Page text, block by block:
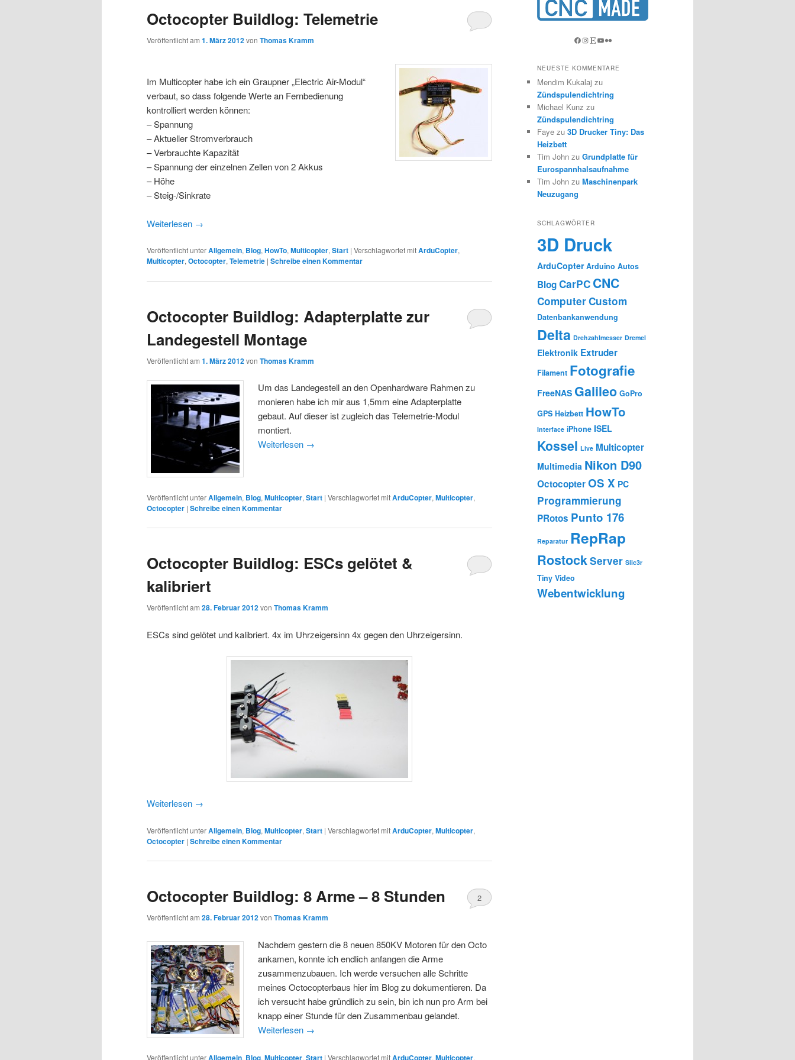
Octocopter Buildlog: Telemetrie
Veröffentlicht am 1. März 2012von Thomas Kramm
Im Multicopter habe ich ein Graupner „Electric Air-Modul“
verbaut, so dass folgende Werte an Fernbedienung
kontrolliert werden können:
– Spannung
– Aktueller Stromverbrauch
– Verbrauchte Kapazität
– Spannung der einzelnen Zellen von 2 Akkus
– Höhe
– Steig-/Sinkrate
Weiterlesen →
Veröffentlicht unterAllgemein, Blog, HowTo, Multicopter, Start | Verschlagwortet mitArduCopter,
Multicopter, Octocopter, Telemetrie | Schreibe einen Kommentar
Octocopter Buildlog: Adapterplatte zur
Landegestell Montage
Veröffentlicht am 1. März 2012von Thomas Kramm
Um das Landegestell an den Openhardware Rahmen zu
monieren habe ich mir aus 1,5mm eine Adapterplatte
gebaut. Auf dieser ist zugleich das Telemetrie-Modul
montiert.
Weiterlesen →
Veröffentlicht unterAllgemein, Blog, Multicopter, Start | Verschlagwortet mitArduCopter, Multicopter,
Octocopter | Schreibe einen Kommentar
Octocopter Buildlog: ESCs gelötet &
kalibriert
Veröffentlicht am 28. Februar 2012von Thomas Kramm
ESCs sind gelötet und kalibriert. 4x im Uhrzeigersinn 4x gegen den Uhrzeigersinn.
Weiterlesen →
Veröffentlicht unterAllgemein, Blog, Multicopter, Start | Verschlagwortet mitArduCopter, Multicopter,
Octocopter | Schreibe einen Kommentar
Octocopter Buildlog: 8 Arme – 8 Stunden
Veröffentlicht am 28. Februar 2012von Thomas Kramm
2
Nachdem gestern die 8 neuen 850KV Motoren für den Octo
ankamen, konnte ich endlich anfangen die Arme
zusammenzubauen. Ich werde versuchen alle Schritte
meines Octocopterbaus hier im Blog zu dokumentieren. Da
ich versucht habe gründlich zu sein, bin ich nun pro Arm bei
knapp einer Stunde für den Zusammenbau gelandet.
Weiterlesen →
Veröffentlicht unterAllgemein, Blog, Multicopter, Start | Verschlagwortet mitArduCopter, Multicopter,
Facebook
Instagram
EtsyYouTube
Flickr
NEUESTE KOMMENTARE
Mendim Kukalaj zu
Zündspulendichtring
Michael Kunz zu
Zündspulendichtring
Faye zu 3D Drucker Tiny: Das
Heizbett
Tim John zu Grundplatte für
Eurospannhalsaufnahme
Tim John zu Maschinenpark
Neuzugang
SCHLAGWÖRTER
3D Druck
ArduCopter Arduino Autos
BlogCarPC CNC
ComputerCustom
Datenbankanwendung
Delta Drehzahlmesser Dremel
Elektronik Extruder
Filament Fotografie
FreeNAS Galileo GoPro
GPS Heizbett HowTo
Interface iPhone ISEL
Kossel Live Multicopter
Multimedia Nikon D90
OctocopterOS X PC
Programmierung
PRotos Punto 176
Reparatur RepRap
RostockServer Slic3r
Tiny Video
Webentwicklung